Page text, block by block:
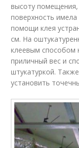
высоту
поверхность
помощи клея
см. На
клеевым способом
приличный вес и
штукатуркой.
установить